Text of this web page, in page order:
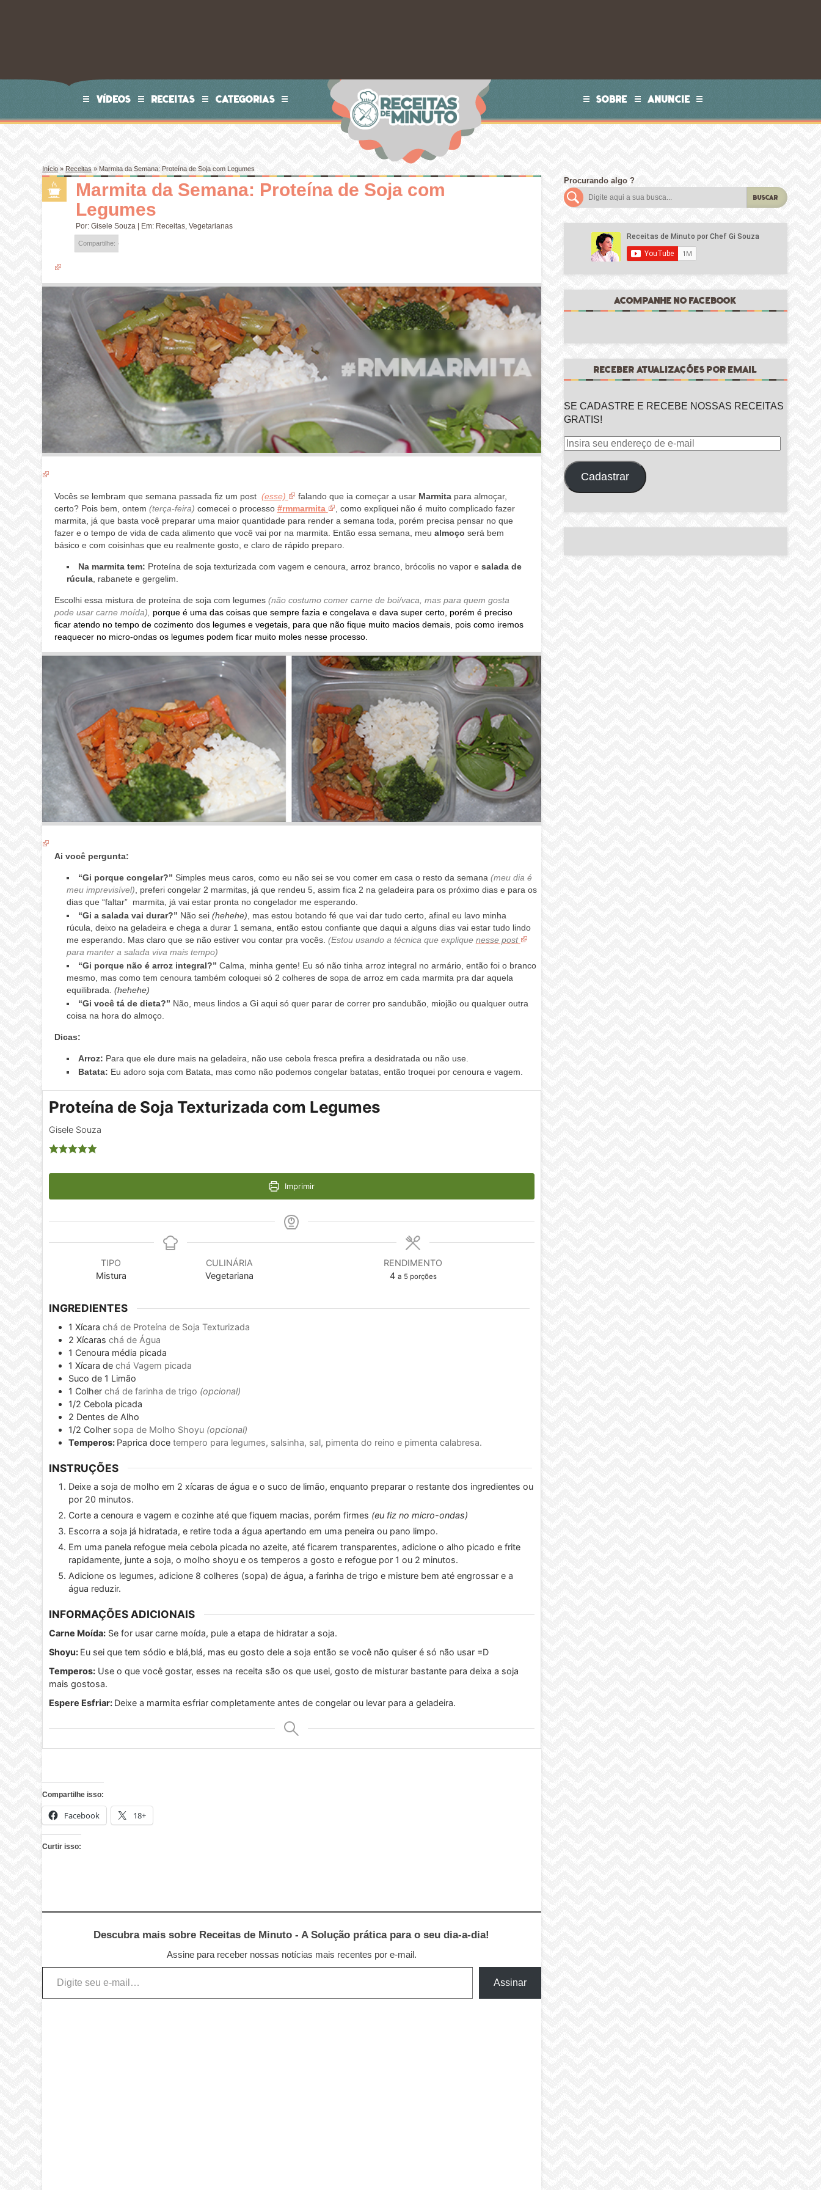
VÍDEOS RECEITAS CATEGORIAS SOBRE ANUNCIE
Início» Receitas» Marmita da Semana: Proteína de Soja com Legumes
Marmita da Semana: Proteína de Soja com
Legumes
Por: Gisele Souza| Em: Receitas, Vegetarianas
Compartilhe:
Vocês se lembram que semana passada fiz um post (esse) falando que ia começar a usar Marmitapara almoçar,
certo? Pois bem, ontem (terça-feira) comecei o processo #rmmarmita
, como expliquei não é muito complicado fazer
marmita, já que basta você preparar uma maior quantidade para render a semana toda, porém precisa pensar no que
fazer e o tempo de vida de cada alimento que você vai por na marmita. Então essa semana, meu almoço será bem
básico e com coisinhas que eu realmente gosto, e claro de rápido preparo.
Na marmita tem: Proteína de soja texturizada com vagem e cenoura, arroz branco, brócolis no vapor esalada de
rúcula, rabanete e gergelim.
Escolhi essa mistura de proteína de soja com legumes (não costumo comer carne de boi/vaca, mas para quem gosta
pode usar carne moída), porque é uma das coisas que sempre fazia e congelava e dava super certo, porém é preciso
ficar atendo no tempo de cozimento dos legumes e vegetais, para que não fique muito macios demais, pois como iremos
reaquecer no micro-ondas os legumes podem ficar muito moles nesse processo.
Ai você pergunta:
“Gi porque congelar?” Simples meus caros, como eu não sei se vou comer em casa o resto da semana (meu dia é
meu imprevisível), preferi congelar 2 marmitas, já que rendeu 5, assim fica 2 na geladeira para os próximo dias e para os
dias que “faltar” marmita, já vai estar pronta no congelador me esperando.
“Gi a salada vai durar?” Não sei(hehehe), mas estou botando fé que vai dar tudo certo, afinal eu lavo minha
rúcula, deixo na geladeira e chega a durar 1 semana, então estou confiante que daqui a alguns dias vai estar tudo lindo
me esperando. Mas claro que se não estiver vou contar pra vocês. (Estou usando a técnica que explique nesse post
para manter a salada viva mais tempo)
“Gi porque não é arroz integral?” Calma, minha gente! Eu só não tinha arroz integral no armário, então foi o branco
mesmo, mas como tem cenoura também coloquei só 2 colheres de sopa de arroz em cada marmita pra dar aquela
equilibrada. (hehehe)
“Gi você tá de dieta?” Não, meus lindos a Gi aqui só quer parar de correr pro sandubão, miojão ou qualquer outra
coisa na hora do almoço.
Dicas:
Arroz: Para que ele dure mais na geladeira, não use cebola fresca prefira a desidratada ou não use.
Batata: Eu adoro soja com Batata, mas como não podemos congelar batatas, então troquei por cenoura e vagem.
Proteína de Soja Texturizada com Legumes
Gisele Souza
Imprimir
TIPO
Mistura
CULINÁRIA
Vegetariana
RENDIMENTO
4 a 5 porções
INGREDIENTES
1 Xícara chá de Proteína de Soja Texturizada
2 Xícaras chá de Água
1 Cenoura média picada
1 Xícara de chá Vagem picada
Suco de 1 Limão
1 Colher chá de farinha de trigo (opcional)
1/2 Cebola picada
2 Dentes de Alho
1/2 Colher sopa de Molho Shoyu (opcional)
Temperos: Paprica doce tempero para legumes, salsinha, sal, pimenta do reino e pimenta calabresa.
INSTRUÇÕES
Deixe a soja de molho em 2 xícaras de água e o suco de limão, enquanto preparar o restante dos ingredientes ou
por 20 minutos.
Corte a cenoura e vagem e cozinhe até que fiquem macias, porém firmes (eu fiz no micro-ondas)
Escorra a soja já hidratada, e retire toda a água apertando em uma peneira ou pano limpo.
Em uma panela refogue meia cebola picada no azeite, até ficarem transparentes, adicione o alho picado e frite
rapidamente, junte a soja, o molho shoyu e os temperos a gosto e refogue por 1 ou 2 minutos.
Adicione os legumes, adicione 8 colheres (sopa) de água, a farinha de trigo e misture bem até engrossar e a
água reduzir.
INFORMAÇÕES ADICIONAIS
Carne Moída:Se for usar carne moída, pule a etapa de hidratar a soja.
Shoyu: Eu sei que tem sódio e blá,blá, mas eu gosto dele a soja então se você não quiser é só não usar =D
Temperos:Use o que você gostar, esses na receita são os que usei, gosto de misturar bastante para deixa a soja
mais gostosa.
Espere Esfriar: Deixe a marmita esfriar completamente antes de congelar ou levar para a geladeira.
Compartilhe isso:
Facebook 18+
Curtir isso:
Descubra mais sobre Receitas de Minuto - A Solução prática para o seu dia-a-dia!
Assine para receber nossas notícias mais recentes por e-mail.
Digite seu e-mail…
Assinar
Procurando algo ?
BUSCAR
ACOMPANHE NO FACEBOOK
RECEBER ATUALIZAÇÕES POR EMAIL
SE CADASTRE E RECEBE NOSSAS RECEITAS
GRATIS!
Insira
endereço
de
Cadastrar